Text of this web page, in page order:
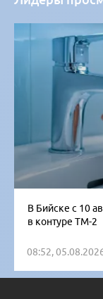
В Бийске с 10
в контуре ТМ-2
08:52,